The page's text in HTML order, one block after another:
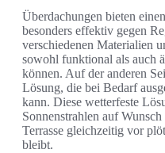
Überdachungen bieten
besonders effektiv gegen
verschiedenen Materialien
sowohl funktional als auch
können. Auf der anderen
Lösung, die bei Bedarf
kann. Diese wetterfeste
Sonnenstrahlen auf
Terrasse gleichzeitig vor
bleibt.